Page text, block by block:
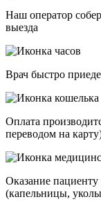
Наш оператор
выезда
Врач быстро
Оплата
переводом на
Оказание
(капельницы,